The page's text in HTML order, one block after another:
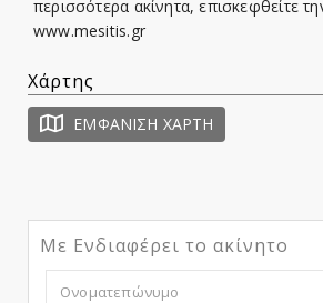
περισσότερα ακίνητα, επισκεφθείτε
www.mesitis.gr
Χάρτης
ΕΜΦΆΝΙΣΗ ΧΆΡΤΗ
Με Ενδιαφέρει το ακίνητο